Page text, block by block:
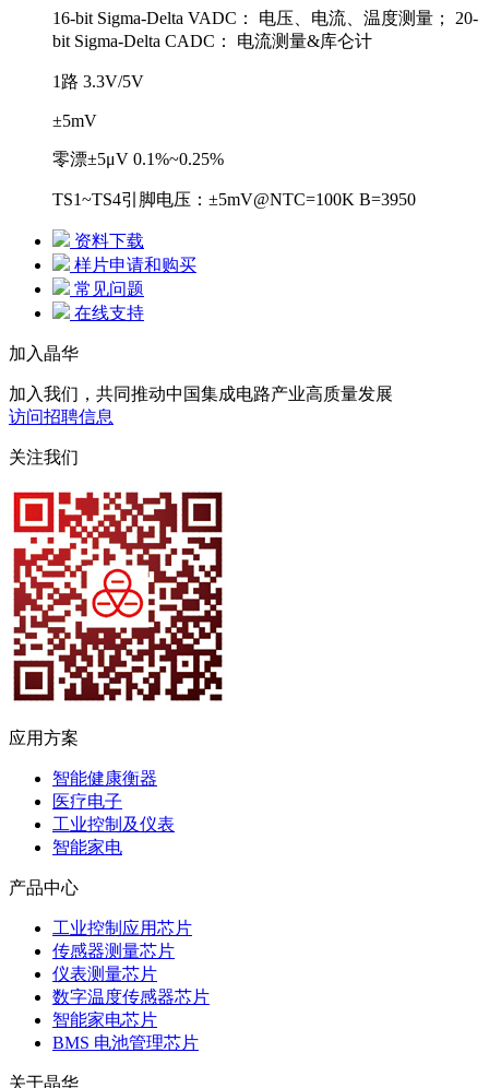
16-bit Sigma-Delta VADC： 电压、电流、温度测量； 20-
bit Sigma-Delta CADC： 电流测量&库仑计
1路 3.3V/5V
±5mV
零漂±5μV 0.1%~0.25%
TS1~TS4引脚电压：±5mV@NTC=100K B=3950
资料下载
样片申请和购买
常见问题
在线支持
加入晶华
加入我们，共同推动中国集成电路产业高质量发展
访问招聘信息
关注我们
应用方案
智能健康衡器
医疗电子
工业控制及仪表
智能家电
产品中心
工业控制应用芯片
传感器测量芯片
仪表测量芯片
数字温度传感器芯片
智能家电芯片
BMS 电池管理芯片
关于晶华